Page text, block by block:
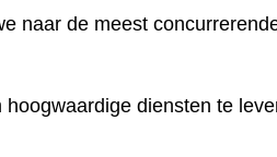
naar de meest
diensten te